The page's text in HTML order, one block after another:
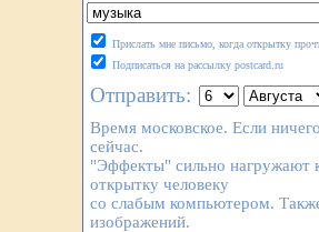
Прислать мне письмо, когда открытку
Подписаться на рассылку postcard.ru
Отправить:
Время московское. Если
сейчас.
"Эффекты" сильно нагружают
открытку человеку
со слабым компьютером.
изображений.